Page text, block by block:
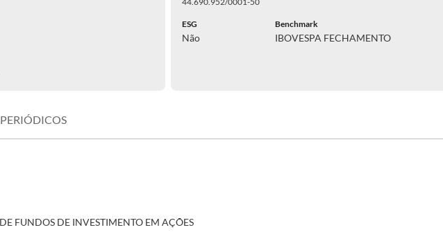
ESG
Não
Benchmark
IBOVESPA FECHAMENTO
FUNDOS DE INVESTIMENTO EM AÇÕES